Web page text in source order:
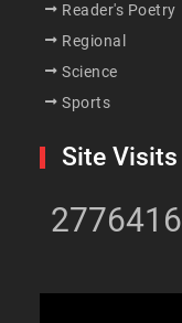
Reader's Poetry
Regional
Science
Sports
Site Visits
2776416